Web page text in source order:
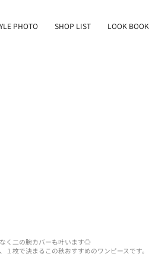
PHOTO SHOP LIST LOOK BOOK
く二の腕カバーも叶います◎
１枚で決まるこの秋おすすめのワンピースです。